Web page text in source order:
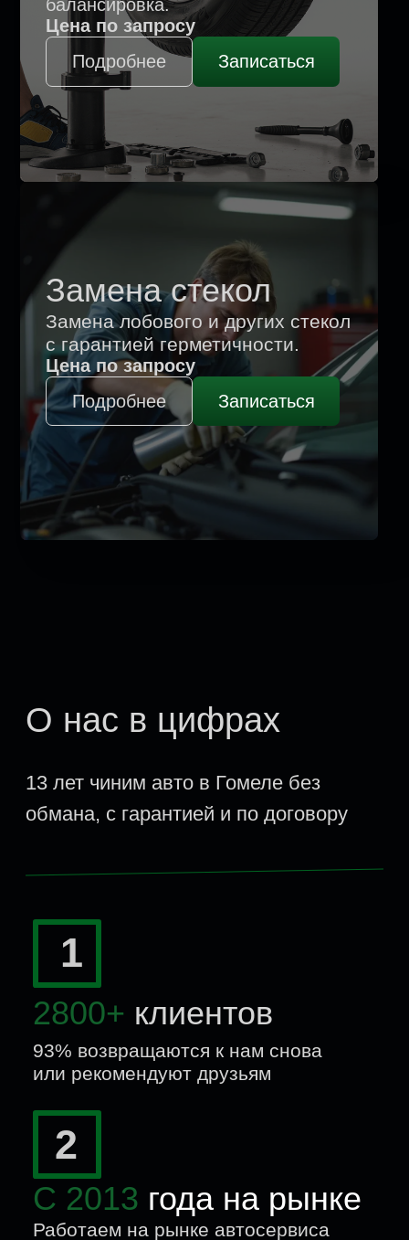
О нас в цифрах
13 лет чиним авто в Гомеле без
обмана, с гарантией и по договору
2800+
93% возвращаются к нам снова
или рекомендуют друзьям
2
С 2013года на рынке
Работаем на рынке автосервиса
без перерывов и скандалов
3
5 шаговдо выдачи
авто
Почему нам
Что вы получаете кроме
исправного авто
Не требуем оплату
«авансом за
лишние работы»
Оплата после выполнения всех
с «срочно нужно
поменять всё»
Если деталь ещё рабочая,
оставляем её.